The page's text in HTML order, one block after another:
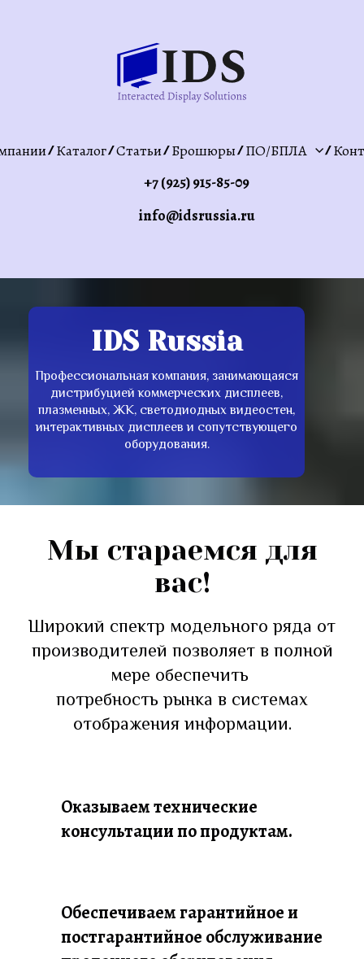
Каталог Статьи Брошюры ПО/БПЛА
+7 (925) 915-85-09
info@idsrussia.ru
Профессиональная компания, занимающаяся
дистрибуцией коммерческих дисплеев,
плазменных, ЖК, светодиодных видеостен,
интерактивных дисплеев и сопутствующего
оборудования.
IDS Russia
Мы стараемся для
вас!
Широкий спектр модельного ряда от
производителей позволяет в полной
мере обеспечить
потребность рынка в системах
отображения информации.
Оказываем технические
консультации по продуктам.
Обеспечиваем гарантийное и
постгарантийное обслуживание